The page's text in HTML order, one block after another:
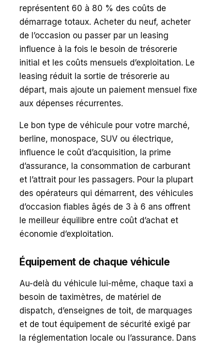
représentent 60 à 80 % des coûts de
démarrage totaux. Acheter du neuf, acheter
de l’occasion ou passer par un leasing
influence à la fois le besoin de trésorerie
initial et les coûts mensuels d’exploitation. Le
leasing réduit la sortie de trésorerie au
départ, mais ajoute un paiement mensuel fixe
aux dépenses récurrentes.
Le bon type de véhicule pour votre marché,
berline, monospace, SUV ou électrique,
influence le coût d’acquisition, la prime
d’assurance, la consommation de carburant
et l’attrait pour les passagers. Pour la plupart
des opérateurs qui démarrent, des véhicules
d’occasion fiables âgés de 3 à 6 ans offrent
le meilleur équilibre entre coût d’achat et
économie d’exploitation.
Équipement de chaque véhicule
Au-delà du véhicule lui-même, chaque taxi a
besoin de taximètres, de matériel de
dispatch, d’enseignes de toit, de marquages
et de tout équipement de sécurité exigé par
la réglementation locale ou l’assurance. Dans